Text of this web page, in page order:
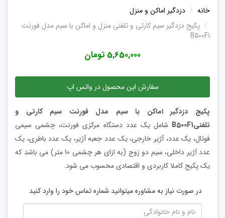
خانه
دزدگیر اماکن و منزل
پکیج دزدگیر سیم کارتی و تلفنی منزل و اماکن با سیم مدل فورنت
B500F1
5,650,000 تومان
سفارش این محصول در واتس اپ
پکیج دزدگیر اماکن با سیم مدل فورنت سیم کارتی و
تلفنیB500F1
شامل یک عدد دستگاه مرکزی فورنت، چشمی سیمی
فوتال، یک عدد، آژیر خارجی، یک عدد جعبه آژیر، یک عدد باطری، یک
عدد آژیر داخلی، سیم دو زوج (به ازای هر چشمی 10 متر) می باشد که
یک پکیج کاملا کاربردی و اقتصادی محسوب می شود.
در صورت نیاز به مشاوره میتوانید شماره تماس خود را وارد کنید